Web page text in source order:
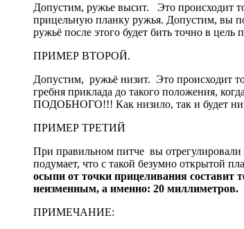
Допустим, ружье высит. Это происходит
прицельную планку ружья. Допустим, вы
ружьё после этого будет бить точно в
ПРИМЕР ВТОРОЙ.
Допустим, ружьё низит. Это происходит
гребня приклада до такого положения,
ПОДОБНОГО!!! Как низило, так и будет
ПРИМЕР ТРЕТИЙ
При правильном питче вы
подумает, что с такой безумно открытой
осыпи от точки прицеливания составит
неизменным, а именно: 20 миллиметров.
ПРИМЕЧАНИЕ: